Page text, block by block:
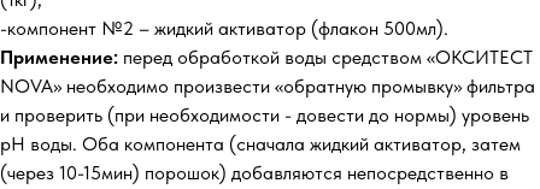
-компонент №2 – жидкий активатор (флакон 500мл).
Применение: перед обработкой воды средством «ОКСИТЕСТ
NOVA» необходимо произвести «обратную промывку» фильтра
и проверить (при необходимости - довести до нормы) уровень
pH воды. Оба компонента (сначала жидкий активатор, затем
(через 10-15мин) порошок) добавляются непосредственно в